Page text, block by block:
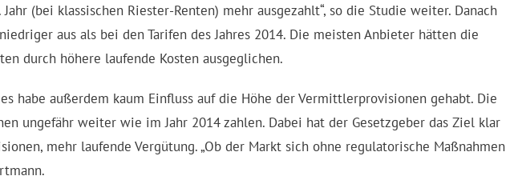
(bei klassischen Riester-Renten) mehr ausgezahlt“, so die Studie weiter. Danach
aus als bei den Tarifen des Jahres 2014. Die meisten Anbieter hätten die
durch höhere laufende Kosten ausgeglichen.
habe außerdem kaum Einfluss auf die Höhe der Vermittlerprovisionen gehabt. Die
ungefähr weiter wie im Jahr 2014 zahlen. Dabei hat der Gesetzgeber das Ziel klar
mehr laufende Vergütung. „Ob der Markt sich ohne regulatorische Maßnahmen